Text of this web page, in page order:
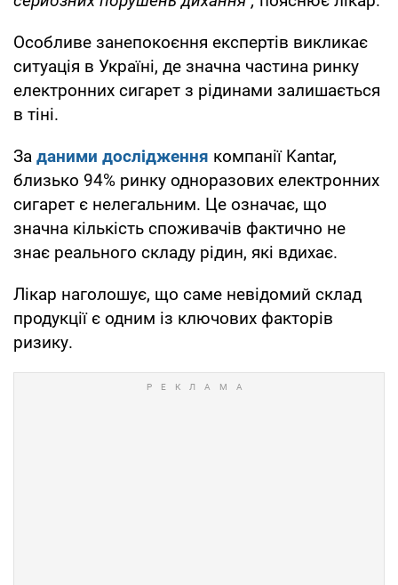
Особливе занепокоєння експертів викликає
ситуація в Україні, де значна частина ринку
електронних сигарет з рідинами залишається
в тіні.
За даними дослідження компанії Kantar,
близько 94% ринку одноразових електронних
сигарет є нелегальним. Це означає, що
значна кількість споживачів фактично не
знає реального складу рідин, які вдихає.
Лікар наголошує, що саме невідомий склад
продукції є одним із ключових факторів
ризику.